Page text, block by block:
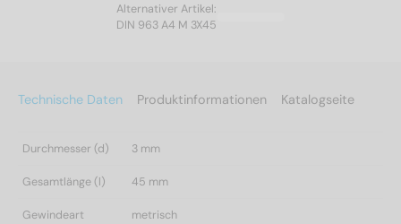
Alternativer Artikel:
DIN 963 A4 M 3X45
Technische Daten Produktinformationen Katalogseite
Durchmesser (d) 3 mm
Gesamtlänge (l) 45 mm
Gewindeart metrisch